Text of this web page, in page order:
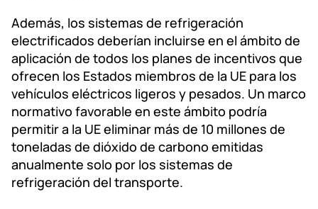
Además, los sistemas de refrigeración
electrificados deberían incluirse en el ámbito de
aplicación de todos los planes de incentivos que
ofrecen los Estados miembros de la UE para los
vehículos eléctricos ligeros y pesados. Un marco
normativo favorable en este ámbito podría
permitir a la UE eliminar más de 10 millones de
toneladas de dióxido de carbono emitidas
anualmente solo por los sistemas de
refrigeración del transporte.